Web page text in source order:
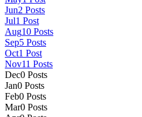
Jun2 Posts
Jul1 Post
Aug10 Posts
Sep5 Posts
Oct1 Post
Nov11 Posts
Dec0 Posts
Jan0 Posts
Feb0 Posts
Mar0 Posts